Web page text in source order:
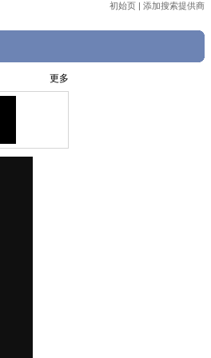
初始页 | 添加搜索提供商
更多